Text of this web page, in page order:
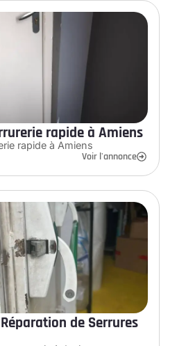
rapide à Amiens
rapide à Amiens
Voir l'annonce
de Serrures